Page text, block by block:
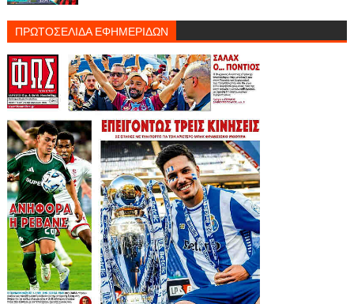
ΠΡΩΤΟΣΕΛΙΔΑ ΕΦΗΜΕΡΙΔΩΝ